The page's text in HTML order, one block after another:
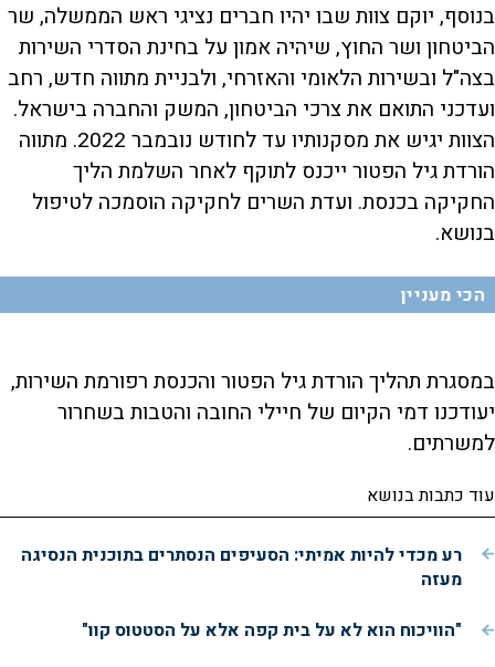
בנוסף, יוקם צוות שבו יהיו חברים נציגי ראש הממשלה, שר
הביטחון ושר החוץ, שיהיה אמון על בחינת הסדרי השירות
בצה"ל ובשירות הלאומי והאזרחי, ולבניית מתווה חדש, רחב
ועדכני התואם את צרכי הביטחון, המשק והחברה בישראל.
הצוות יגיש את מסקנותיו עד לחודש נובמבר 2022. מתווה
הורדת גיל הפטור ייכנס לתוקף לאחר השלמת הליך
החקיקה בכנסת. ועדת השרים לחקיקה הוסמכה לטיפול
בנושא.
הכי מעניין
במסגרת תהליך הורדת גיל הפטור והכנסת רפורמת השירות,
יעודכנו דמי הקיום של חיילי החובה והטבות בשחרור
למשרתים.
עוד כתבות בנושא
רע מכדי להיות אמיתי: הסעיפים הנסתרים בתוכנית הנסיגה
מעזה
"הוויכוח הוא לא על בית קפה אלא על הסטטוס קוו"